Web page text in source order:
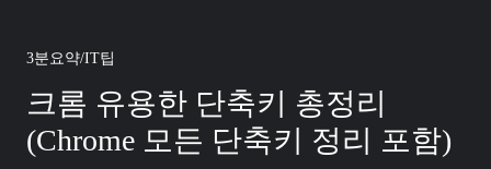
3분요약/IT팁
크롬 유용한 단축키 총정리
(Chrome 모든 단축키 정리 포함)